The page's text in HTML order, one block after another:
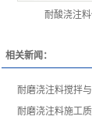
耐酸浇注
相关新闻：
耐磨浇注料搅拌
耐磨浇注料施工